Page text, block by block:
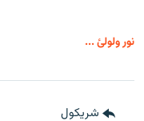
نور ولولئ ...
شريکول